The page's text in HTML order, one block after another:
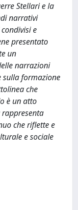
Stellari e la
narrativi
e
presentato
un
narrazioni
formazione
che
è un atto
che riflette e
e sociale